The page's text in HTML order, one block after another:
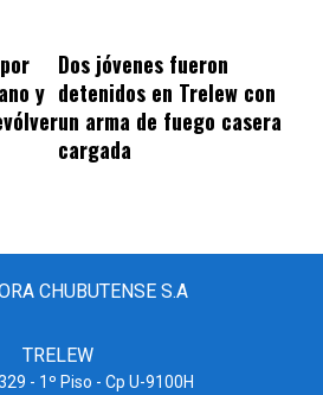
y
Dos jóvenes fueron
detenidos en Trelew con
un arma de fuego casera
cargada
CHUBUTENSE S.A
TRELEW
- 1º Piso - Cp U-9100H